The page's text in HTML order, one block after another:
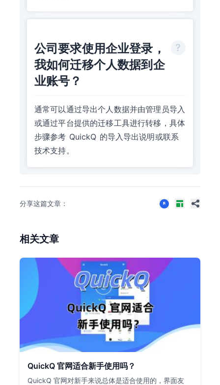
公司要求使用企业登录，
我如何迁移个人数据到企
业账号？
通常可以通过导出个人数据并由管理员导入
或通过平台提供的迁移工具进行转移，具体
步骤参考 QuickQ 的导入导出说明或联系
技术支持。
分享这篇文章：
相关文章
QuickQ 官网适合新手使用吗？
QuickQ 官网对新手来说总体是适合使用的，界面友